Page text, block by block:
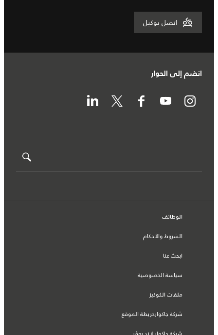
اتصل بوكيل
انضم إلى الحوار
الوظائف
الشروط والأحكام
ابحث عنا
سياسة الخصوصية
ملفات الكوكيز
شركة جاكوارخريطة الموقع